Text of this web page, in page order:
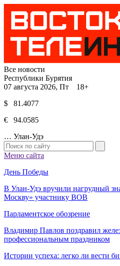
Все новости
Республики Бурятия
07 августа 2026, Пт 18+
$ 81.4077
€ 94.0585
… Улан-Удэ
Меню сайта
День Победы
В Улан-Удэ вручили нагрудный
Москву» участнику ВОВ
Парламентское обозрение
Владимир Павлов поздравил
профессиональным праздником
Истории успеха: легко ли вести